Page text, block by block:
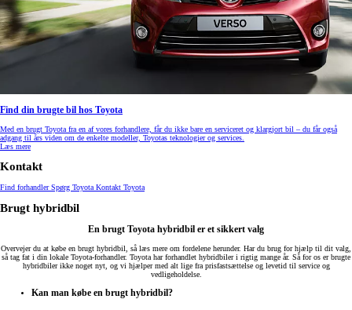
Find din brugte bil hos Toyota
Med en brugt Toyota fra en af vores forhandlere, får du ikke bare en serviceret og klargjort bil – du får også
adgang til års viden om de enkelte modeller, Toyotas teknologier og services.
Læs mere
Kontakt
Find forhandlerSpørg ToyotaKontakt Toyota
Brugt hybridbil
En brugt Toyota hybridbil er et sikkert valg
Overvejer du at købe en brugt hybridbil, så læs mere om fordelene herunder. Har du brug for hjælp til dit valg,
så tag fat i din lokale Toyota-forhandler. Toyota har forhandlet hybridbiler i rigtig mange år. Så for os er brugte
hybridbiler ikke noget nyt, og vi hjælper med alt lige fra prisfastsættelse og levetid til service og
vedligeholdelse.
Kan man købe en brugt hybridbil?